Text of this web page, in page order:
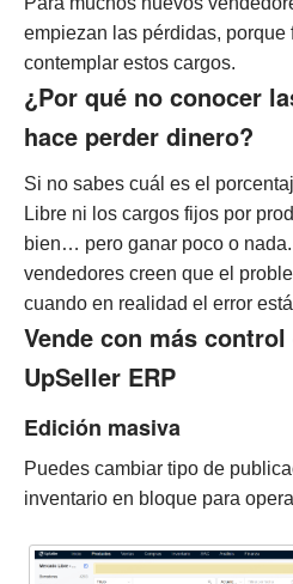
empiezan las pérdidas, porque
contemplar estos cargos.
¿Por qué no conocer
hace perder dinero?
Si no sabes cuál es el
Libre ni los cargos fijos por
bien… pero ganar poco o nada.
vendedores creen que el
cuando en realidad el error
Vende con más
UpSeller ERP
Edición masiva
Puedes cambiar tipo de
inventario en bloque para